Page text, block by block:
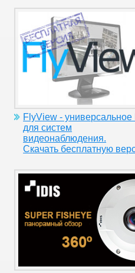
FlyView -
для систем
видеонаблюдения.
Скачать бесплатную